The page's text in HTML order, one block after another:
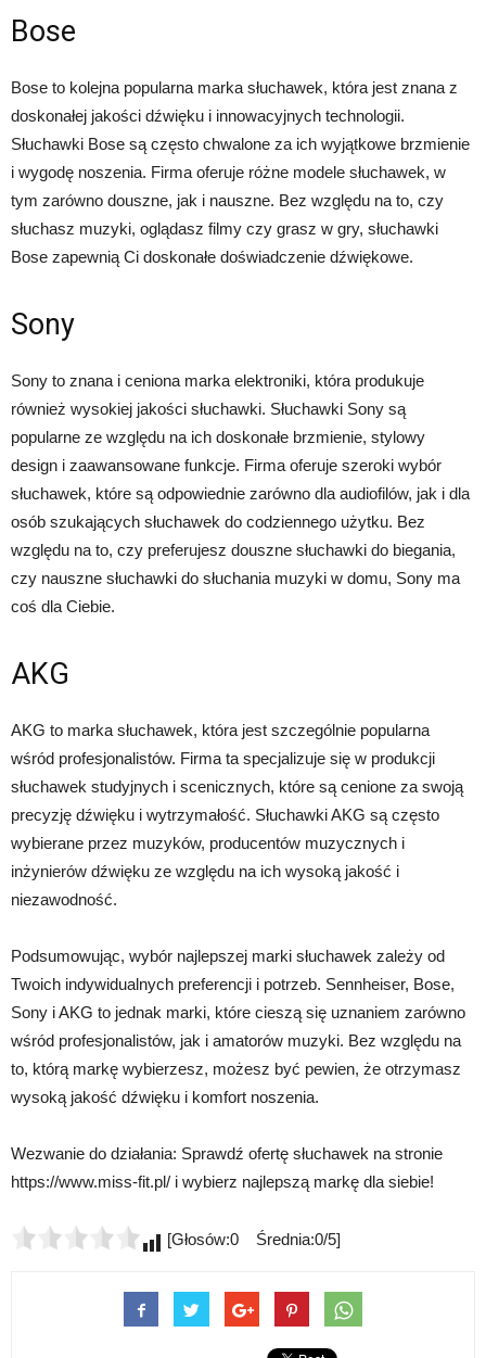
Bose
Bose to kolejna popularna marka słuchawek, która jest znana z
doskonałej jakości dźwięku i innowacyjnych technologii.
Słuchawki Bose są często chwalone za ich wyjątkowe brzmienie
i wygodę noszenia. Firma oferuje różne modele słuchawek, w
tym zarówno douszne, jak i nauszne. Bez względu na to, czy
słuchasz muzyki, oglądasz filmy czy grasz w gry, słuchawki
Bose zapewnią Ci doskonałe doświadczenie dźwiękowe.
Sony
Sony to znana i ceniona marka elektroniki, która produkuje
również wysokiej jakości słuchawki. Słuchawki Sony są
popularne ze względu na ich doskonałe brzmienie, stylowy
design i zaawansowane funkcje. Firma oferuje szeroki wybór
słuchawek, które są odpowiednie zarówno dla audiofilów, jak i dla
osób szukających słuchawek do codziennego użytku. Bez
względu na to, czy preferujesz douszne słuchawki do biegania,
czy nauszne słuchawki do słuchania muzyki w domu, Sony ma
coś dla Ciebie.
AKG
AKG to marka słuchawek, która jest szczególnie popularna
wśród profesjonalistów. Firma ta specjalizuje się w produkcji
słuchawek studyjnych i scenicznych, które są cenione za swoją
precyzję dźwięku i wytrzymałość. Słuchawki AKG są często
wybierane przez muzyków, producentów muzycznych i
inżynierów dźwięku ze względu na ich wysoką jakość i
niezawodność.
Podsumowując, wybór najlepszej marki słuchawek zależy od
Twoich indywidualnych preferencji i potrzeb. Sennheiser, Bose,
Sony i AKG to jednak marki, które cieszą się uznaniem zarówno
wśród profesjonalistów, jak i amatorów muzyki. Bez względu na
to, którą markę wybierzesz, możesz być pewien, że otrzymasz
wysoką jakość dźwięku i komfort noszenia.
Wezwanie do działania: Sprawdź ofertę słuchawek na stronie
https://www.miss-fit.pl/ i wybierz najlepszą markę dla siebie!
[Głosów:0 Średnia:0/5]